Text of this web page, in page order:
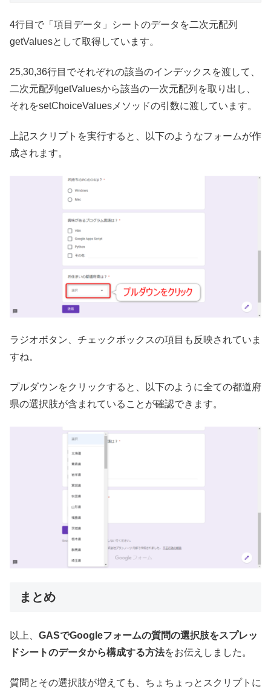
4行目で「項目データ」シートのデータを二次元配列
getValuesとして取得しています。
25,30,36行目でそれぞれの該当のインデックスを渡して、
二次元配列getValuesから該当の一次元配列を取り出し、
それをsetChoiceValuesメソッドの引数に渡しています。
上記スクリプトを実行すると、以下のようなフォームが作
成されます。
ラジオボタン、チェックボックスの項目も反映されていま
すね。
プルダウンをクリックすると、以下のように全ての都道府
県の選択肢が含まれていることが確認できます。
まとめ
以上、 GASでGoogleフォームの質問の選択肢をスプレッ
ドシートのデータから構成する方法をお伝えしました。
質問とその選択肢が増えても、ちょちょっとスクリプトに